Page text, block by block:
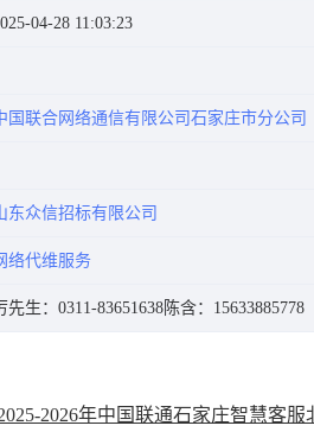
04-28 11:03:23
国联合网络通信有限公司石家庄市分公司
东众信招标有限公司
络代维服务
先生：0311-83651638陈含：15633885778
2026年中国联通石家庄智慧客